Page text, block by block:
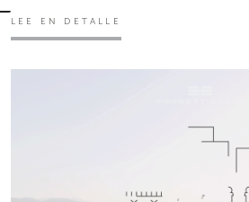
LEE EN DETALLE